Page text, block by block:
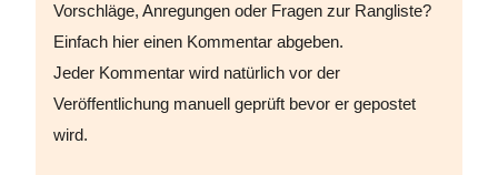
Vorschläge, Anregungen oder Fragen zur Rangliste?
Einfach hier einen Kommentar abgeben.
Jeder Kommentar wird natürlich vor der
Veröffentlichung manuell geprüft bevor er gepostet
wird.